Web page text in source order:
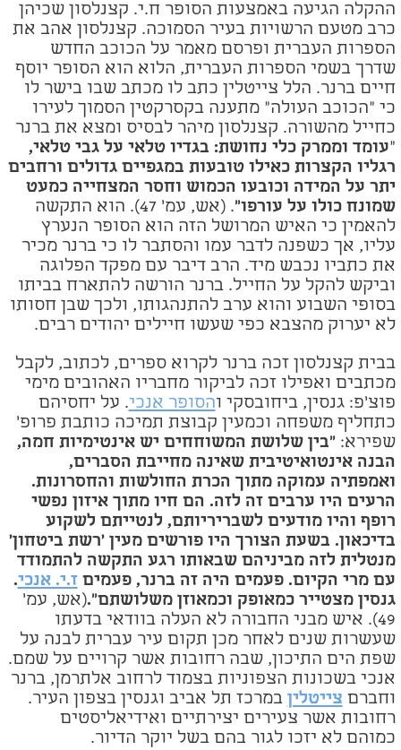
ההקלה הגיעה באמצעות הסופר ח.י. קצנלסון שכיהן
כרב מטעם הרשויות בעיר הסמוכה. קצנלסון אהב את
הספרות העברית ופרסם מאמר על הכוכב החדש
שדרך בשמי הספרות העברית, הלוא הוא הסופר יוסף
חיים ברנר. הלל צייטלין כתב לו מכתב שבו בישר לו
כי "הכוכב העולה" מתענה בקסרקטין הסמוך לעירו
כחייל מהשורה. קצנלסון מיהר לבסיס ומצא את ברנר
"עומד וממרק כלי נחושת: בגדיו טלאי על גבי טלאי,
רגליו הקצרות כאילו טובעות במגפיים גדולים ורחבים
יתר על המידה וכובעו הכמוש וחסר המצחייה כמעט
שמונח כולו על עורפו"
. (אש, עמ' 47). הוא התקשה
להאמין כי האיש המרושל הזה הוא הסופר הנערץ
עליו, אך כשפנה לדבר עמו והסתבר לו כי ברנר מכיר
את כתביו נכבש מיד. הרב דיבר עם מפקד הפלוגה
וביקש להקל על החייל. ברנר הורשה להתארח בביתו
בסופי השבוע והוא ערב להתנהגותו, ולכך שבן חסותו
לא יערוק מהצבא כפי שעשו חיילים יהודים רבים.
בבית קצנלסון זכה ברנר לקרוא ספרים, לכתוב, לקבל
מכתבים ואפילו זכה לביקור מחבריו האהובים מימי
פוצ'פ: גנסין, ביחובסקי והסופר אנכי. על יחסיהם
כתחליף משפחה וכמעין קבוצת תמיכה כותבת פרופ'
שפירא: "בין שלושת המשוחחים יש אינטימיות חמה,
הבנה אינטואיטיבית שאינה מחייבת הסברים,
ואמפתיה עמוקה מתוך הכרת החולשות והחסרונות.
הרעים היו ערבים זה לזה. הם חיו מתוך איזון נפשי
רופף והיו מודעים לשבריריותם, לנטייתם לשקוע
בדיכאון. בשעת הצורך היו פורשים מעין 'רשת ביטחון'
מנטלית לזה מביניהם שבאותו רגע התקשה להתמודד
עם מרי הקיום. פעמים היה זה ברנר, פעמיםז.י. אנכי.
גנסין מצטייר כמאופק וכמאוזן משלושתם".(אש, עמ'
49). איש מבני החבורה לא העלה בוודאי בדעתו
שעשרות שנים לאחר מכן תקום עיר עברית לבנה על
שפת הים התיכון, שבה רחובות אשר קרויים על שמם.
אנכי בשכונות הצפוניות בצמוד לרחוב אלתרמן, ברנר
וחברם צייטלין במרכז תל אביב וגנסין בצפון העיר.
רחובות אשר צעירים יצירתיים ואידיאליסטים
כמוהם לא יזכו לגור בהם בשל יוקר הדיור.